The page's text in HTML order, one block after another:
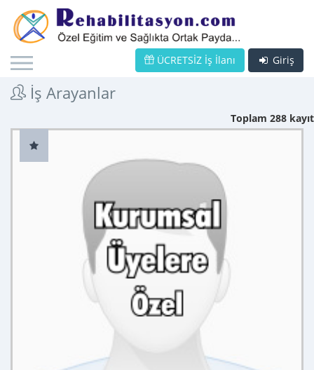
Giriş
ÜCRETSİZ İş İlanı
İş Arayanlar
Toplam 288 kayıt